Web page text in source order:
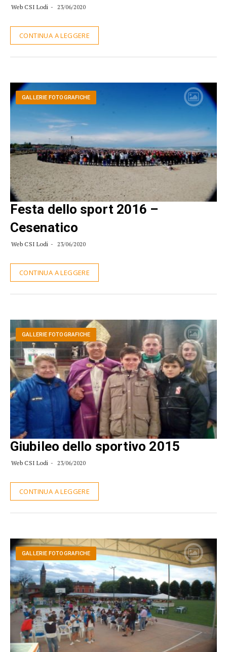
Web CSI Lodi 23/06/2020
CONTINUA A LEGGERE
GALLERIE FOTOGRAFICHE
Festa dello sport 2016 –
Cesenatico
Web CSI Lodi 23/06/2020
CONTINUA A LEGGERE
GALLERIE FOTOGRAFICHE
Giubileo dello sportivo 2015
Web CSI Lodi 23/06/2020
CONTINUA A LEGGERE
GALLERIE FOTOGRAFICHE